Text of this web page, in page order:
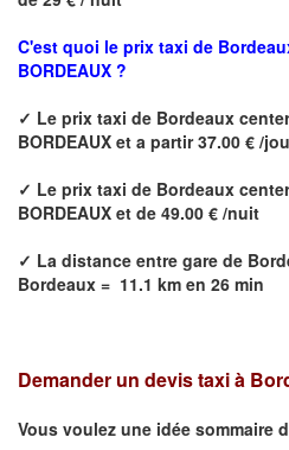
C'est quoi le prix taxi de
BORDEAUX ?
✓ Le prix taxi de Bordeaux
BORDEAUX et a partir 37.00 € /
✓ Le prix taxi de Bordeaux
BORDEAUX et de 49.00 € /nuit
✓ La distance entre gare de
Bordeaux = 11.1 km en 26 min
Demander un devis taxi à
Vous voulez une idée sommaire